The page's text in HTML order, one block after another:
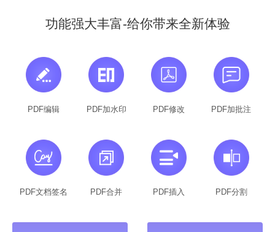
功能强大丰富-给你带来全新体验
PDF编辑 PDF加水印 PDF修改 PDF加批注
PDF文档签名 PDF合并 PDF插入 PDF分割